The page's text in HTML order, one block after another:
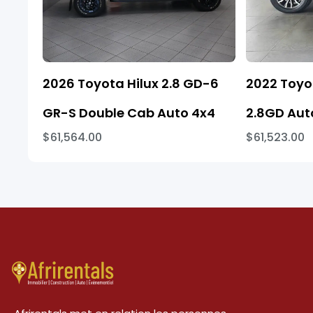
2026 Toyota Hilux 2.8 GD-6
GR-S Double Cab Auto 4x4
$61,564.00
2022
2.8GD
$61,523.00